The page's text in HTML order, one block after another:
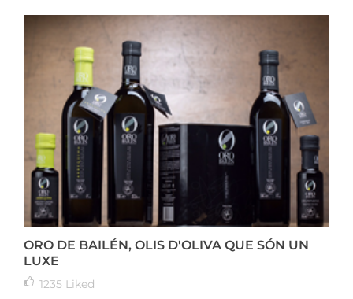
ORO DE BAILÉN, OLIS D'OLIVA QUE SÓN UN
LUXE
1235 Liked